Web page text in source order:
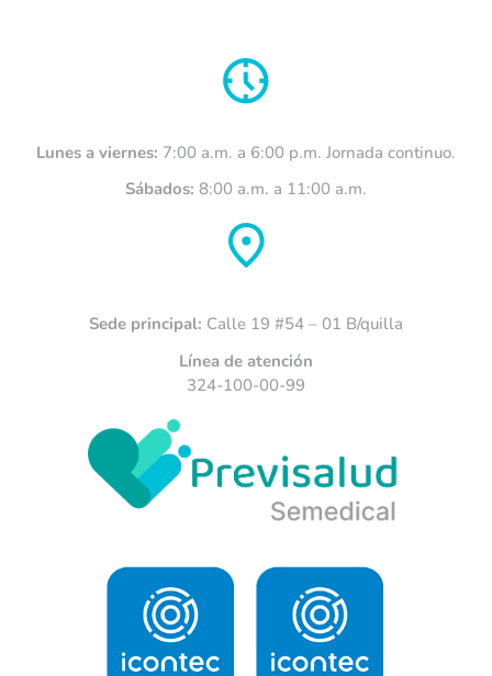
Lunes a viernes: 7:00 a.m. a 6:00 p.m. Jornada continuo.
Sábados: 8:00 a.m. a 11:00 a.m.
Sede principal: Calle 19 #54 – 01 B/quilla
Línea de atención
324-100-00-99